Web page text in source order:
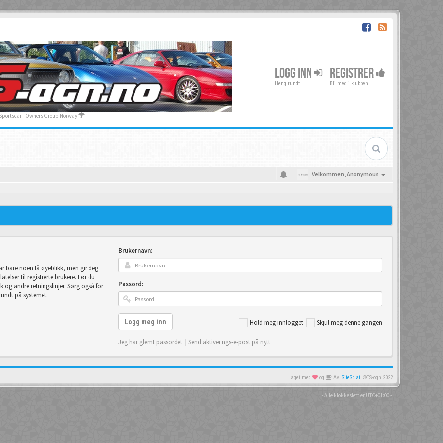
- Owners Group Norway
LOGG INN
Heng rundt
REGISTRER
Bli med i klubben
Velkommen,Anonymous
bare noen få øyeblikk, men gir deg
til registrerte brukere. Før du
og andre retningslinjer. Sørg også for
på systemet.
Brukernavn:
Passord:
Hold meg innlogget Skjul meg denne gangen
Logg meg inn
Jeg har glemt passordet | Send aktiverings-e-post på nytt
Laget med og Av SiteSplat ©TS-ogn 2022
- Alle klokkeslett er UTC+01:00-